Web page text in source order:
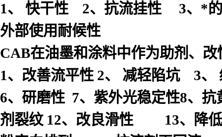
1、 快干性 2、抗流挂性 3、*
外部使用耐候性
CAB在油墨和涂料中作为助剂、
1、改善流平性 2、 减轻陷坑 3
6、研磨性 7、紫外光稳定性8、
剂裂纹 12、改良滑性 13、降低